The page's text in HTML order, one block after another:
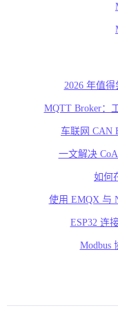
2026 年值
MQTT Broker：
车联网 CAN
一文解决
如何
使用 EMQX 与
ESP32 连
Modbus